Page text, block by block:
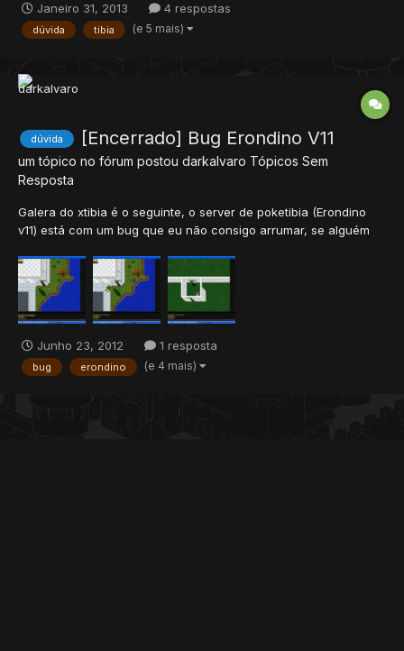
Janeiro 31, 2013
4 respostas
dúvida tibia (e 5 mais)
dúvida [Encerrado] Bug Erondino V11
um tópico no fórum postou darkalvaro Tópicos Sem
Resposta
Galera do xtibia é o seguinte, o server de poketibia (Erondino
v11) está com um bug que eu não consigo arrumar, se alguém
ganhar meu REP+. O bug acontece assim: Sempre quando eu
tiro o pokemon pra fora da pokebola e entro em um teleport o...
Junho 23, 2012 1 resposta
bug erondino (e 4 mais)